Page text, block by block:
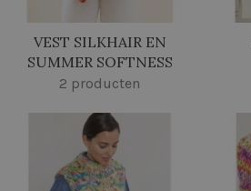
VEST SILKHAIR EN
SUMMER SOFTNESS
2 producten